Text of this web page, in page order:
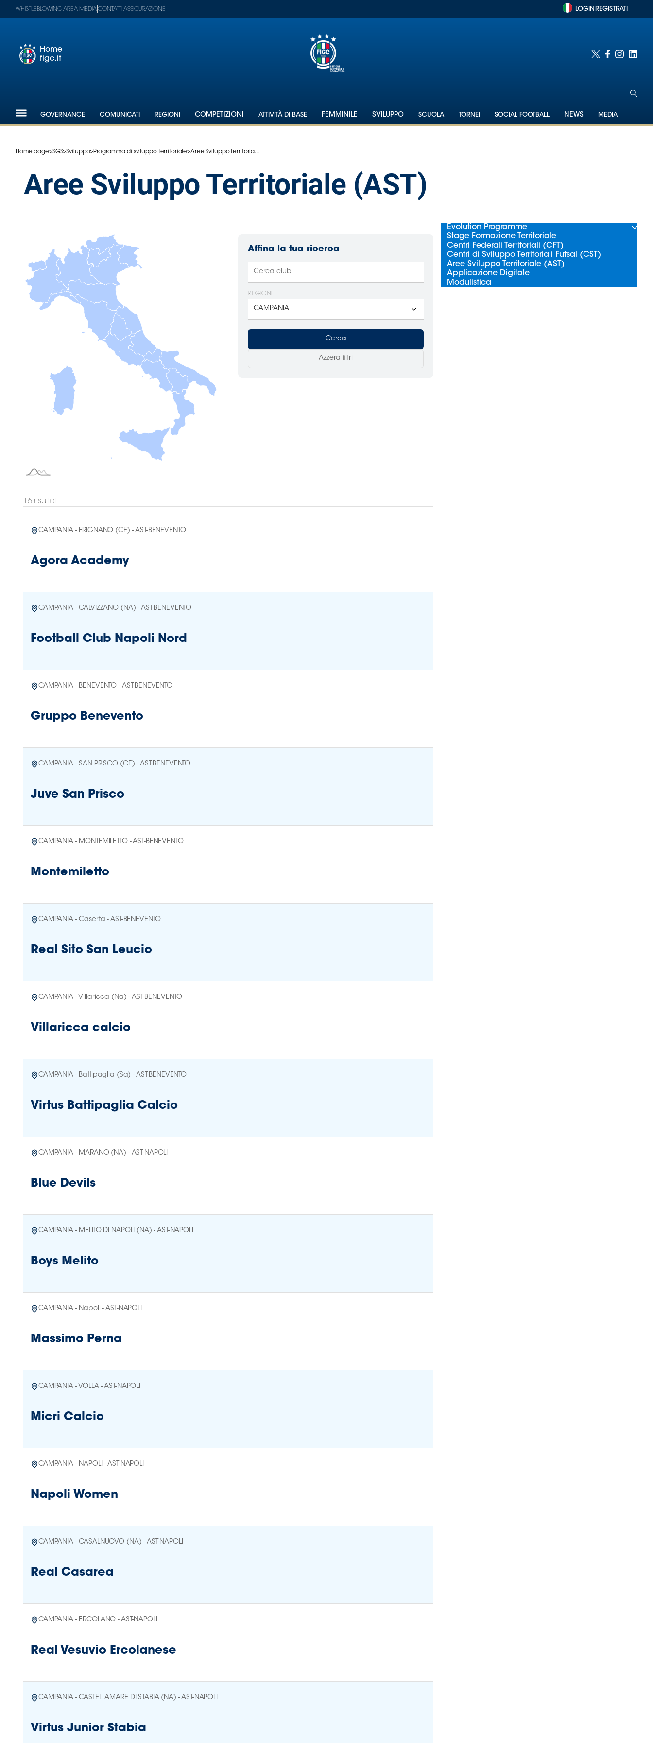
Nazionali
Media
Contatti
Assicurazione
Social media
WHISTLEBLOWINGAREA MEDIACONTATTI ASSICURAZIONE LOGIN REGISTRATI
Home
figc.it
GOVERNANCE COMUNICATI REGIONI COMPETIZIONI ATTIVITÀ DI BASE FEMMINILE SVILUPPO SCUOLA TORNEI SOCIAL FOOTBALL NEWS MEDIA
Home page>SGS>Sviluppo>Programma di sviluppo territoriale>Aree Sviluppo Territoria...
Aree Sviluppo Territoriale (AST)
Affina la tua ricerca
REGIONE
Cerca
Azzera filtri
16 risultati
CAMPANIA - FRIGNANO (CE) - AST-BENEVENTO
Agora Academy
CAMPANIA - CALVIZZANO (NA) - AST-BENEVENTO
Football Club Napoli Nord
CAMPANIA - BENEVENTO - AST-BENEVENTO
Gruppo Benevento
CAMPANIA - SAN PRISCO (CE) - AST-BENEVENTO
Juve San Prisco
CAMPANIA - MONTEMILETTO - AST-BENEVENTO
Montemiletto
CAMPANIA - Caserta - AST-BENEVENTO
Real Sito San Leucio
CAMPANIA - Villaricca (Na) - AST-BENEVENTO
Villaricca calcio
CAMPANIA - Battipaglia (Sa) - AST-BENEVENTO
Virtus Battipaglia Calcio
CAMPANIA - MARANO (NA) - AST-NAPOLI
Blue Devils
CAMPANIA - MELITO DI NAPOLI (NA) - AST-NAPOLI
Boys Melito
CAMPANIA - Napoli - AST-NAPOLI
Massimo Perna
CAMPANIA - VOLLA - AST-NAPOLI
Micri Calcio
CAMPANIA - NAPOLI - AST-NAPOLI
Napoli Women
CAMPANIA - CASALNUOVO (NA) - AST-NAPOLI
Real Casarea
CAMPANIA - ERCOLANO - AST-NAPOLI
Real Vesuvio Ercolanese
CAMPANIA - CASTELLAMARE DI STABIA (NA) - AST-NAPOLI
Virtus Junior Stabia
Evolution Programme
Stage Formazione Territoriale
Centri Federali Territoriali (CFT)
Centri di Sviluppo Territoriali Futsal (CST)
Aree Sviluppo Territoriale (AST)
Applicazione Digitale
Modulistica